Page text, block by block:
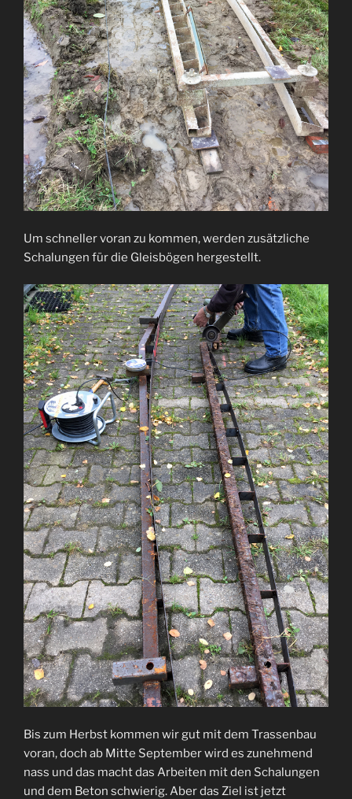
Um schneller voran zu kommen, werden zusätzliche
Schalungen für die Gleisbögen hergestellt.
Bis zum Herbst kommen wir gut mit dem Trassenbau
voran, doch ab Mitte September wird es zunehmend
nass und das macht das Arbeiten mit den Schalungen
und dem Beton schwierig. Aber das Ziel ist jetzt